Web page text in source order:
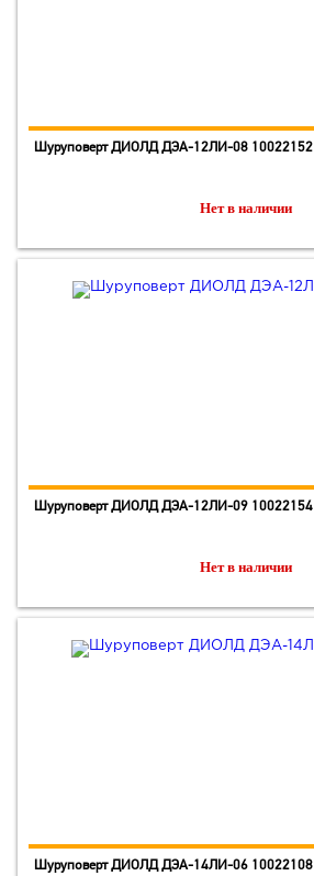
Шуруповерт ДИОЛД ДЭА-12ЛИ-08 10022152
Нет в наличии
Шуруповерт ДИОЛД ДЭА-12ЛИ-09 10022154
Нет в наличии
Шуруповерт ДИОЛД ДЭА-14ЛИ-06 10022108